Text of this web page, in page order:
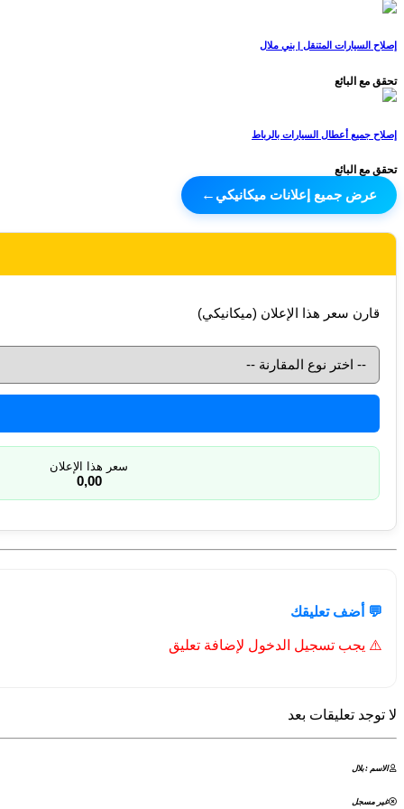
إصلاح السيارات المتنقل | بني ملال
تحقق مع البائع
إصلاح جميع أعطال السيارات بالرباط
تحقق مع البائع
عرض جميع إعلانات ميكانيكي ←
قارن سعر هذا الإعلان (ميكانيكي)
سعر هذا الإعلان
0,00
💬 أضف تعليقك
⚠️ يجب تسجيل الدخول لإضافة تعليق
لا توجد تعليقات بعد
الاسم : بلال
غير مسجل